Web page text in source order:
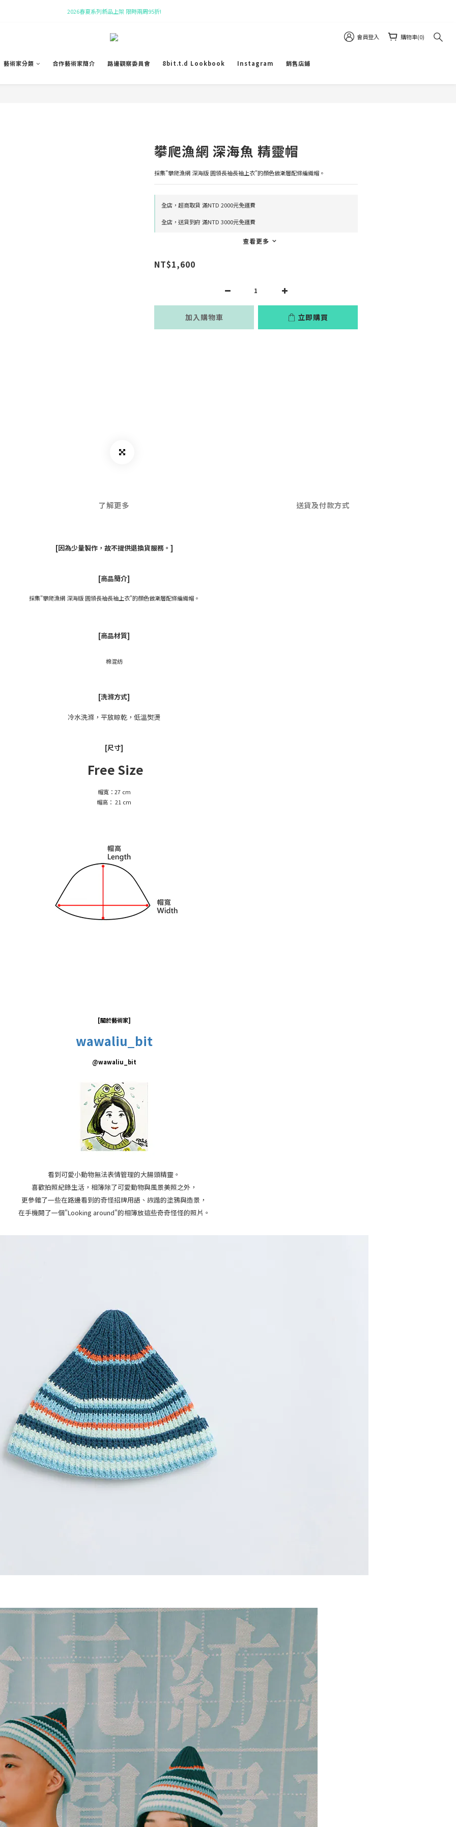
新會員即贈 $50購物金!
全館購物滿$10,000贈帆布袋!
新會員即贈 $50購物金! 會員登入 購物車(0)
藝術家分類 合作藝術家簡介 路邊觀察委員會 8bit.t.d Lookbook Instagram 銷售店鋪
攀爬漁網 深海魚 精靈帽
採集"攀爬漁網 深海版 圓領長袖長袖上衣"的顏色做漸層配條編織帽。
全店，超商取貨 滿NTD 2000元免運費
全店，送貨到府 滿NTD 3000元免運費
查看更多
NT$1,600
加入購物車 立即購買
了解更多 送貨及付款方式
[因為少量製作，故不提供退換貨服務。]
[商品簡介]
採集"攀爬漁網 深海版 圓領長袖長袖上衣"的顏色做漸層配條編織帽。
[商品材質]
棉混紡
[洗滌方式]
冷水洗滌，平放晾乾，低溫熨燙
[尺寸]
Free Size
帽寬：27 cm
帽高： 21 cm
[關於藝術家]
wawaliu_bit
@wawaliu_bit
看到可愛小動物無法表情管理的大腸頭精靈。
喜歡拍照紀錄生活，相簿除了可愛動物與風景美照之外，
更參雜了一些在路邊看到的奇怪招牌用語、詼諧的塗鴉與造景，
在手機開了一個"Looking around"的相簿放這些奇奇怪怪的照片。